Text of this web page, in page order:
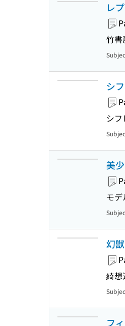
レ
竹書
シ
シ
美
モ
幻
綺想
フ